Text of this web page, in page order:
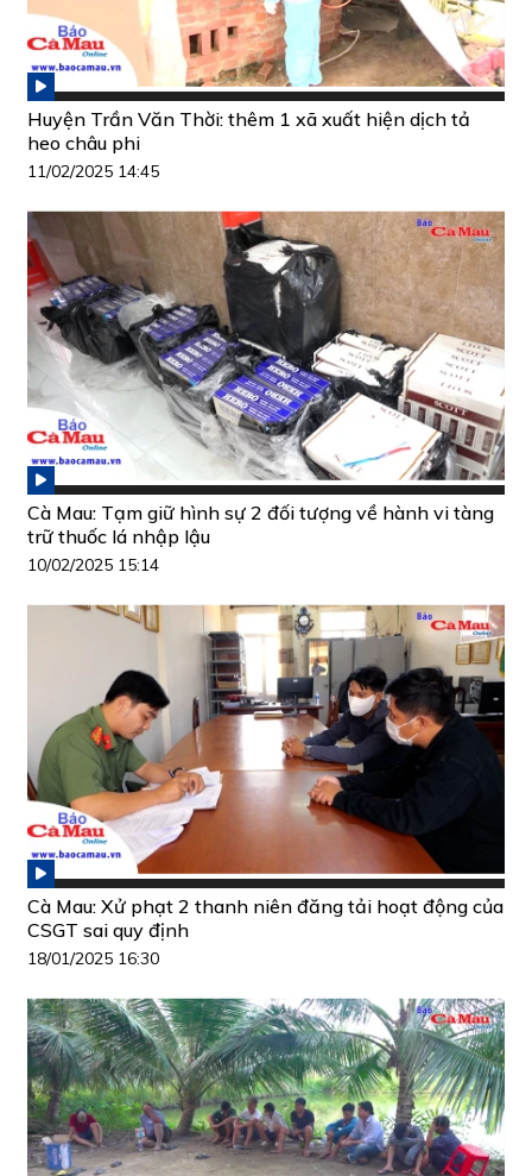
Huyện Trần Văn Thời: thêm 1 xã xuất hiện dịch tả
heo châu phi
11/02/2025 14:45
Cà Mau: Tạm giữ hình sự 2 đối tượng về hành vi tàng
trữ thuốc lá nhập lậu
10/02/2025 15:14
Cà Mau: Xử phạt 2 thanh niên đăng tải hoạt động của
CSGT sai quy định
18/01/2025 16:30